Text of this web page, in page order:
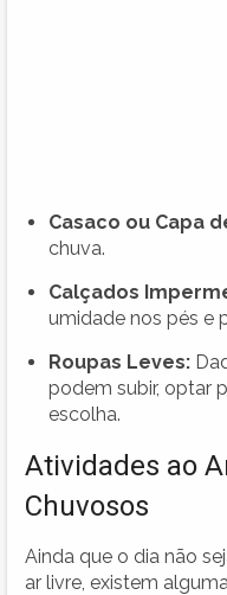
Casaco ou Capa
chuva.
Calçados
umidade nos pés e
Roupas Leves:
podem subir, optar
escolha.
Atividades ao
Chuvosos
Ainda que o dia não
ar livre, existem